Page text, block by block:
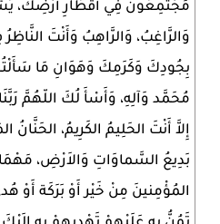
مُجْتَمِعُونَ فِي أَقْطَارِ أَرْضِكَ،
وَالرَّاغِبُ، وَالرَّاهِبُ وَأَنْتَ
بِجُودِكَ وَكَرَمِكَ وَهَوَانِ مَا
مُحَمَّد وَآلِهِ، وَأَسْأَ لُكَ اللّهُمَّ
إِلاَّ أَنْتَ الحَلِيمُ الكَرِيمُ، الحَنَّانُ
بَدِيعُ السَّماوَاتِ وَالاَرْضِ،
المُؤْمِنينَ مِنْ خَيْر أَوْ بَرَكَة أَوْ